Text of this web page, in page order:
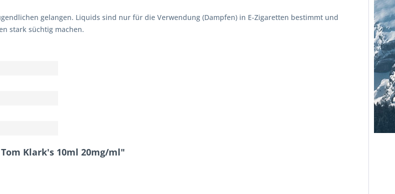
gelangen. Liquids sind nur für die Verwendung (Dampfen) in E-Zigaretten bestimmt und
stark süchtig machen.
Klark's 10ml 20mg/ml"